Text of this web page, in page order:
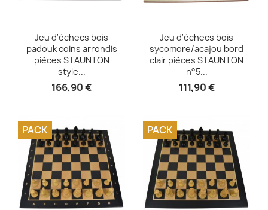
Aperçu rapide
Jeu d'échecs bois
padouk coins arrondis
pièces STAUNTON
style...
166,90 €
Aperçu rapide
Jeu d'échecs bois
sycomore/acajou bord
clair pièces STAUNTON
n°5...
111,90 €
PACK PACK